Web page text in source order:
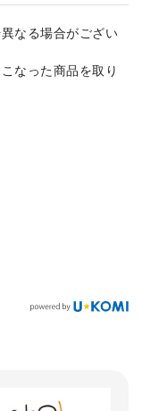
なる場合がござい
なった商品を取り